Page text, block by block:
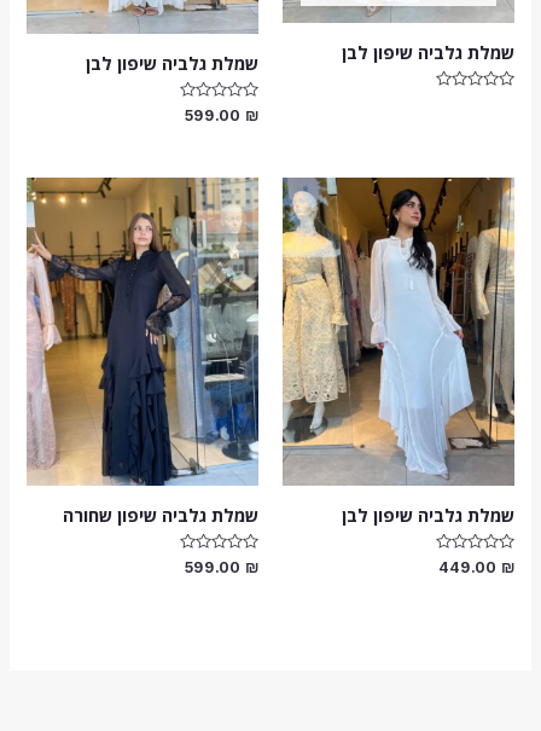
שמלת גלביה שיפון לבן שמלת גלביה שיפון לבן
דורג
0
599.00 ₪
שמלת גלביה שיפון לבן
דורג
0
449.00 ₪
שמלת גלביה שיפון שחורה
דורג
0
599.00 ₪